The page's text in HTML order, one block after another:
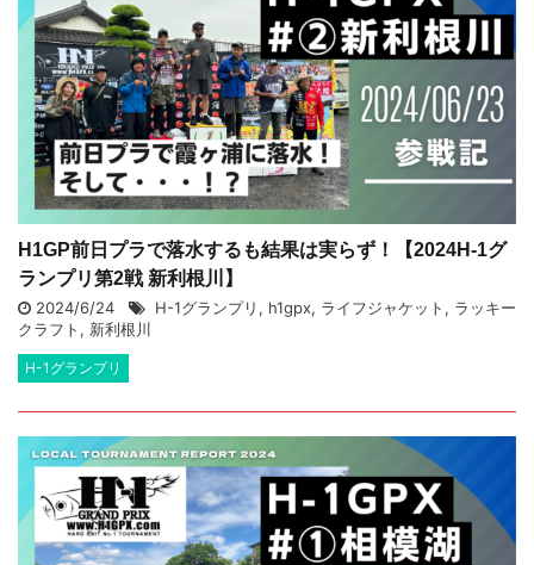
H1GP前日プラで落水するも結果は実らず！【2024H-1グ
ランプリ第2戦 新利根川】
2024/6/24 H-1グランプリ , h1gpx, ライフジャケット , ラッキー
クラフト , 新利根川
H-1グランプリ